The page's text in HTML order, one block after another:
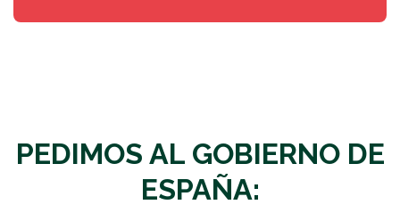
PEDIMOS AL GOBIERNO DE
ESPAÑA: